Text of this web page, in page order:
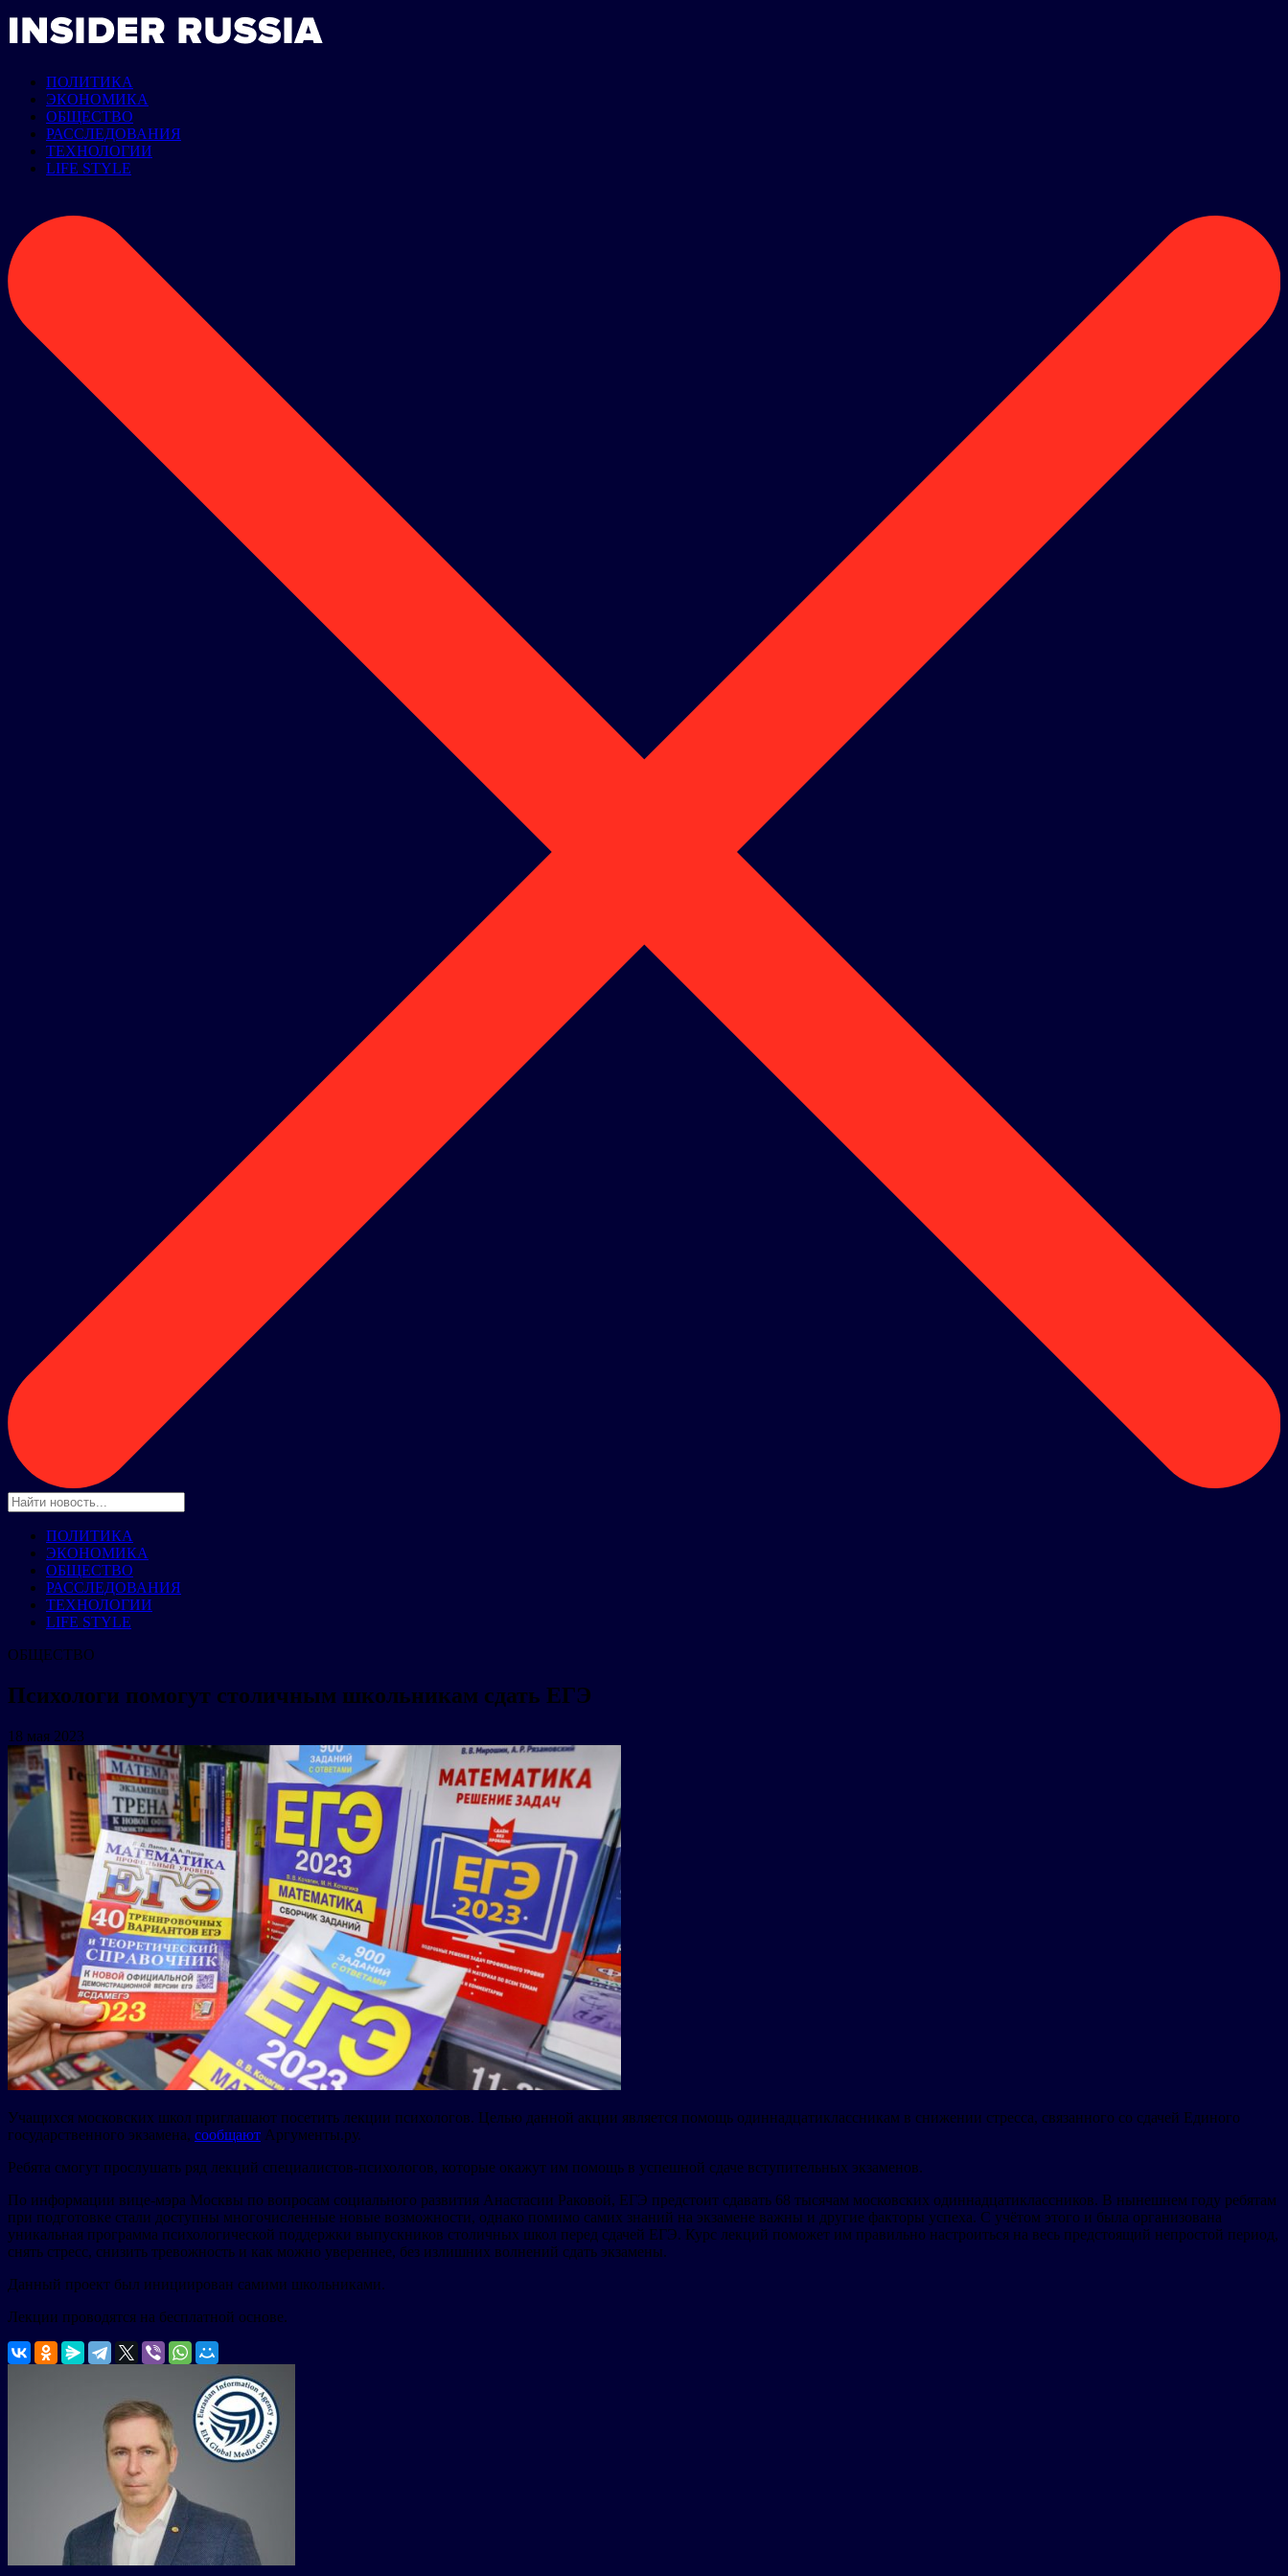
ПОЛИТИКА
ЭКОНОМИКА
ОБЩЕСТВО
РАССЛЕДОВАНИЯ
ТЕХНОЛОГИИ
LIFE STYLE
ПОЛИТИКА
ЭКОНОМИКА
ОБЩЕСТВО
РАССЛЕДОВАНИЯ
ТЕХНОЛОГИИ
LIFE STYLE
ОБЩЕСТВО
Психологи помогут столичным школьникам сдать ЕГЭ
18 мая 2023
Учащихся московских школ приглашают посетить лекции психологов. Целью данной акции является помощь одиннадцатиклассникам в снижении стресса, связанного со сдачей Единого
государственного экзамена, сообщают Аргументы.ру.
Ребята смогут прослушать ряд лекций специалистов-психологов, которые окажут им помощь в успешной сдаче вступительных экзаменов.
По информации вице-мэра Москвы по вопросам социального развития Анастасии Раковой, ЕГЭ предстоит сдавать 68 тысячам московских одиннадцатиклассников. В нынешнем году ребятам
при подготовке стали доступны многочисленные новые возможности, однако помимо самих знаний на экзамене важны и другие факторы успеха. С учётом этого и была организована
уникальная программа психологической поддержки выпускников столичных школ перед сдачей ЕГЭ. Курс лекций поможет им правильно настроиться на весь предстоящий непростой период,
снять стресс, снизить тревожность и как можно увереннее, без излишних волнений сдать экзамены.
Данный проект был инициирован самими школьниками.
Лекции проводятся на бесплатной основе.